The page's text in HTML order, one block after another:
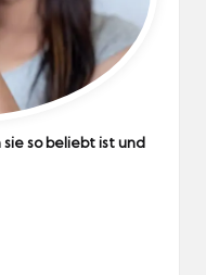
so beliebt ist und